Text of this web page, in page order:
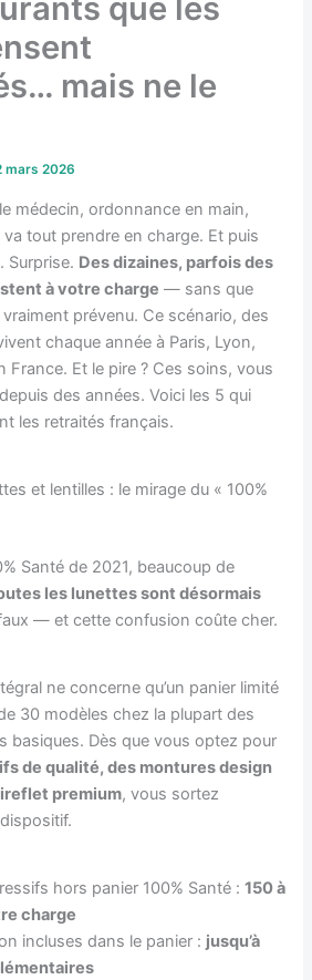
que les
mais ne le
mars 2026
médecin, ordonnance en main,
va tout prendre en charge. Et puis
Surprise. Des dizaines, parfois des
à votre charge — sans que
prévenu. Ce scénario, des
chaque année à Paris, Lyon,
France. Et le pire ? Ces soins, vous
des années. Voici les 5 qui
les retraités français.
et lentilles : le mirage du « 100%
Santé de 2021, beaucoup de
les lunettes sont désormais
faux — et cette confusion coûte cher.
ne concerne qu’un panier limité
30 modèles chez la plupart des
basiques. Dès que vous optez pour
de qualité, des montures design
premium, vous sortez
hors panier 100% Santé :150 à
charge
incluses dans le panier : jusqu’à